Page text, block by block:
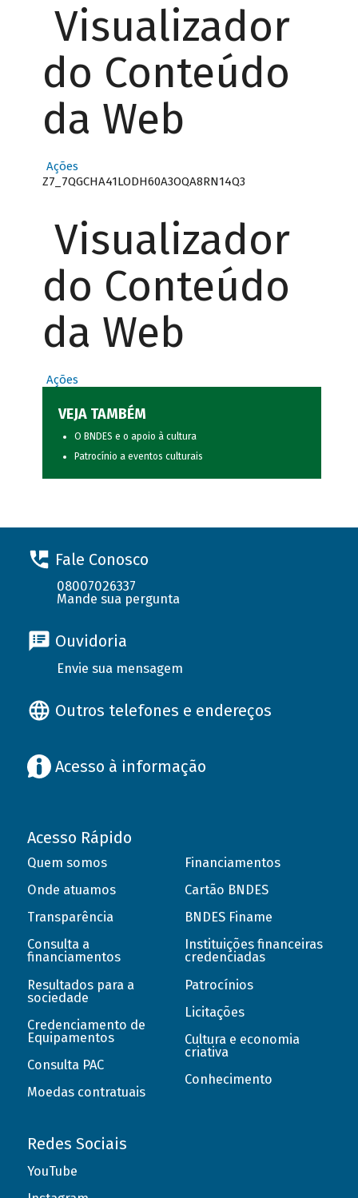
Visualizador
do Conteúdo
da Web
Ações
Z7_7QGCHA41LODH60A3OQA8RN14Q3
Visualizador
do Conteúdo
da Web
Ações
VEJA TAMBÉM
O BNDES e o apoio à cultura
Patrocínio a eventos culturais
Fale Conosco
08007026337
Mande sua pergunta
Ouvidoria
Envie sua mensagem
Outros telefones e endereços
Acesso à informação
Acesso Rápido
Quem somos
Onde atuamos
Transparência
Consulta a
financiamentos
Resultados para a
sociedade
Credenciamento de
Equipamentos
Consulta PAC
Moedas contratuais
Financiamentos
Cartão BNDES
BNDES Finame
Instituições financeiras
credenciadas
Patrocínios
Licitações
Cultura e economia
criativa
Conhecimento
Redes Sociais
YouTube